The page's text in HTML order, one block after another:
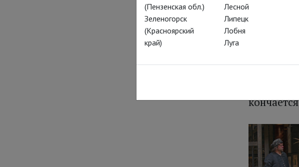
кончается
(Пензенская обл.)
Зеленогорск
(Красноярский
край)
Лесной
Липецк
Лобня
Луга